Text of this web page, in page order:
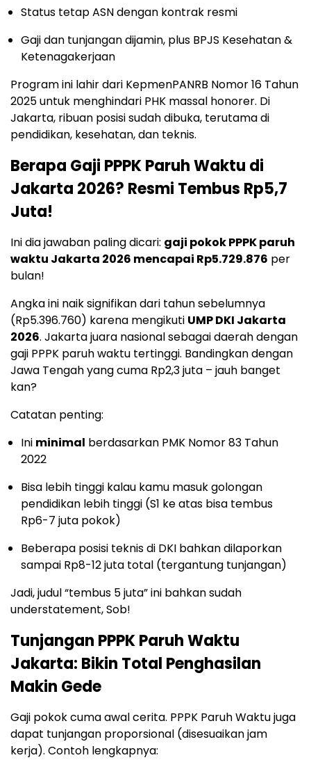
Status tetap ASN dengan kontrak resmi
Gaji dan tunjangan dijamin, plus BPJS Kesehatan &
Ketenagakerjaan
Program ini lahir dari KepmenPANRB Nomor 16 Tahun
2025 untuk menghindari PHK massal honorer. Di
Jakarta, ribuan posisi sudah dibuka, terutama di
pendidikan, kesehatan, dan teknis.
Berapa Gaji PPPK Paruh Waktu di
Jakarta 2026? Resmi Tembus Rp5,7
Juta!
Ini dia jawaban paling dicari: gaji pokok PPPK paruh
waktu Jakarta 2026 mencapai Rp5.729.876 per
bulan!
Angka ini naik signifikan dari tahun sebelumnya
(Rp5.396.760) karena mengikuti UMP DKI Jakarta
2026. Jakarta juara nasional sebagai daerah dengan
gaji PPPK paruh waktu tertinggi. Bandingkan dengan
Jawa Tengah yang cuma Rp2,3 juta – jauh banget
kan?
Catatan penting:
Ini minimal berdasarkan PMK Nomor 83 Tahun
2022
Bisa lebih tinggi kalau kamu masuk golongan
pendidikan lebih tinggi (S1 ke atas bisa tembus
Rp6-7 juta pokok)
Beberapa posisi teknis di DKI bahkan dilaporkan
sampai Rp8-12 juta total (tergantung tunjangan)
Jadi, judul “tembus 5 juta” ini bahkan sudah
understatement, Sob!
Tunjangan PPPK Paruh Waktu
Jakarta: Bikin Total Penghasilan
Makin Gede
Gaji pokok cuma awal cerita. PPPK Paruh Waktu juga
dapat tunjangan proporsional (disesuaikan jam
kerja). Contoh lengkapnya: